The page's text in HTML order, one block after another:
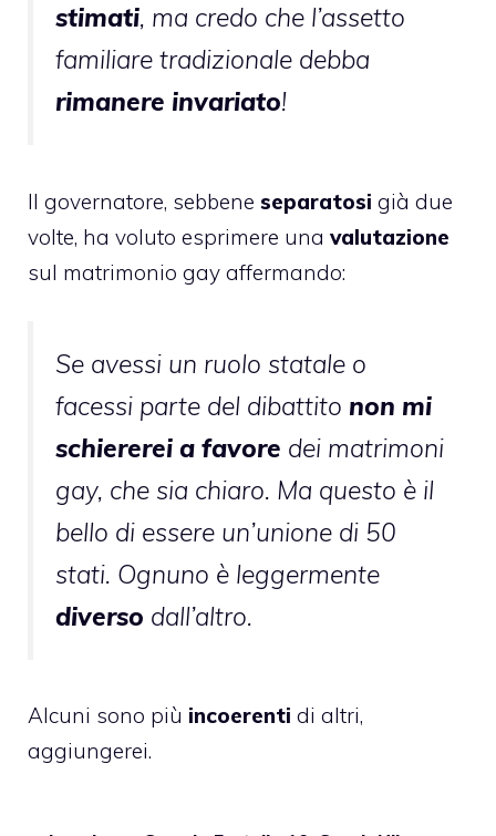
stimati, ma credo che l’assetto
familiare tradizionale debba
rimanere invariato!
Il governatore, sebbene separatosi già due
volte, ha voluto esprimere una valutazione
sul matrimonio gay affermando:
Se avessi un ruolo statale o
facessi parte del dibattito non mi
schiererei a favore dei matrimoni
gay, che sia chiaro. Ma questo è il
bello di essere un’unione di 50
stati. Ognuno è leggermente
diverso dall’altro.
Alcuni sono più incoerenti di altri,
aggiungerei.